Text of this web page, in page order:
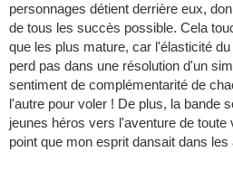
personnages détient derrière eux,
de tous les succès possible. Cela
que les plus mature, car l'élasticité
perd pas dans une résolution d'un
sentiment de complémentarité de
l'autre pour voler ! De plus, la bande
jeunes héros vers l'aventure de toute
point que mon esprit dansait dans